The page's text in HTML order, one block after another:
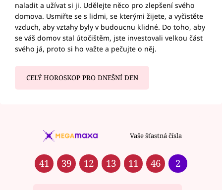
naladit a užívat si ji. Udělejte něco pro zlepšení svého
domova. Usmiřte se s lidmi, se kterými žijete, a vyčistěte
vzduch, aby vztahy byly v budoucnu klidné. Do toho, aby
se váš domov stal útočištěm, jste investovali velkou část
svého já, proto si ho važte a pečujte o něj.
CELÝ HOROSKOP PRO DNEŠNÍ DEN
Vaše šťastná čísla
41 39 12 13 11 46 2